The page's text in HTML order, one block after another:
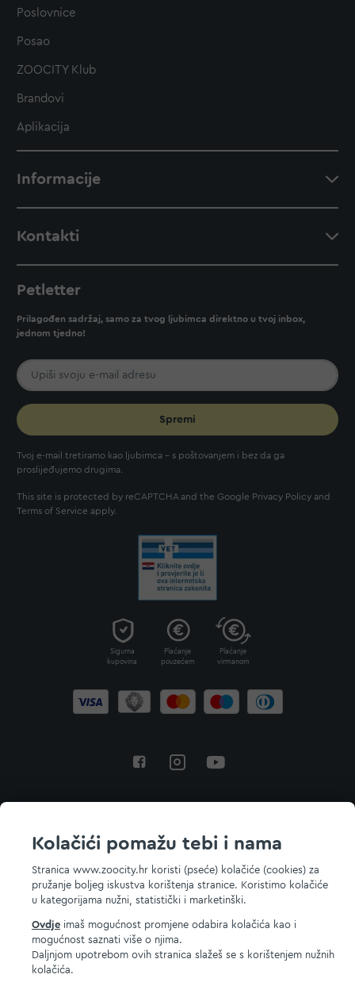
Kolačići pomažu tebi i nama
Stranica www.zoocity.hr koristi (pseće) kolačiće (cookies) za
pružanje boljeg iskustva korištenja stranice. Koristimo kolačiće
u kategorijama nužni, statistički i marketinški.
Ovdje imaš mogućnost promjene odabira kolačića kao i
mogućnost saznati više o njima.
Daljnjom upotrebom ovih stranica slažeš se s korištenjem nužnih
kolačića.
Poslovnice
Posao
ZOOCITY Klub
Brandovi
Aplikacija
Informacije
Kontakti
Petletter
Prilagođen sadržaj, samo za tvog ljubimca direktno u tvoj inbox,
jednom tjedno!
Spremi
Tvoj e-mail tretiramo kao ljubimca - s poštovanjem i bez da ga
proslijeđujemo drugima.
This site is protected by reCAPTCHA and the Google Privacy Policy and
Terms of Service apply.
Sigurna
kupovina
Plaćanje
pouzećem
Plaćanje
virmanom
© 2026 ZOOCITY. Sva prava zadržana.